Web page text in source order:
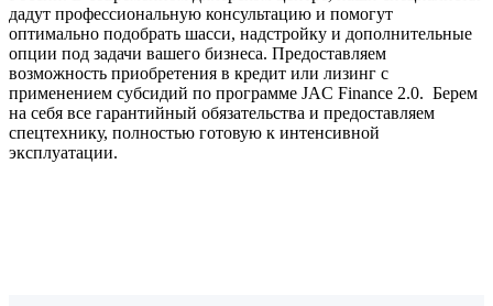
дадут профессиональную консультацию и помогут
оптимально подобрать шасси, надстройку и дополнительные
опции под задачи вашего бизнеса. Предоставляем
возможность приобретения в кредит или лизинг с
применением субсидий по программе JAC Finance 2.0. Берем
на себя все гарантийный обязательства и предоставляем
спецтехнику, полностью готовую к интенсивной
эксплуатации.